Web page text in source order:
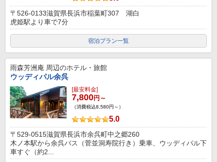
〒526-0133滋賀県長浜市稲葉町307 湖白
虎姫駅より車で7分
宿泊プラン一覧
雨森芳洲庵 周辺のホテル・旅館
ウッディパル余呉
[最安料金]
7,800円～
（消費税込8,580円～）
5.0
〒529-0515滋賀県長浜市余呉町中之郷260
木ノ本駅から余呉バス（菅並洞寿院行き）乗車、ウッディパル下
車すぐ（約2...